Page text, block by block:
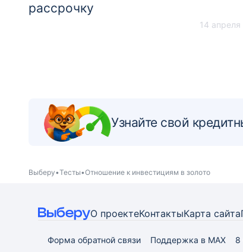
рассрочку
14 апреля
Узнайте свой
Выберу Тесты Отношение к инвестициям в золото
О проектеКонтактыКарта сайта
Форма обратной связи Поддержка в MAX 8